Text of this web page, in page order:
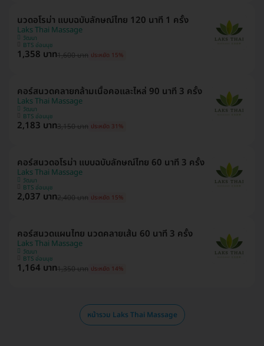
นวดอโรม่า แบบฉบับลักษณ์ไทย 120 นาที 1 ครั้ง
Laks Thai Massage
วัฒนา
BTS อ่อนนุช
1,358 บาท1,600 บาท ประหยัด 15%
คอร์สนวดคลายกล้ามเนื้อคอและไหล่ 90 นาที 3 ครั้ง
Laks Thai Massage
วัฒนา
BTS อ่อนนุช
2,183 บาท3,150 บาท ประหยัด 31%
คอร์สนวดอโรม่า แบบฉบับลักษณ์ไทย 60 นาที 3 ครั้ง
Laks Thai Massage
วัฒนา
BTS อ่อนนุช
2,037 บาท2,400 บาท ประหยัด 15%
คอร์สนวดแผนไทย นวดคลายเส้น 60 นาที 3 ครั้ง
Laks Thai Massage
วัฒนา
BTS อ่อนนุช
1,164 บาท1,350 บาท ประหยัด 14%
หน้ารวม Laks Thai Massage